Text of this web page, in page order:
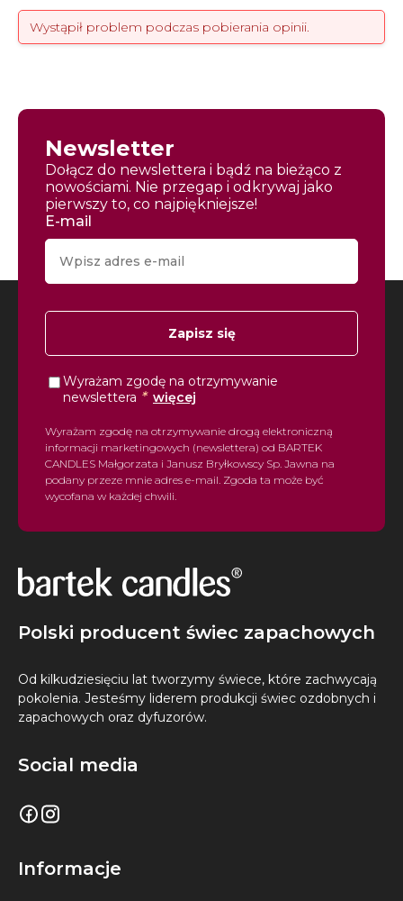
Wystąpił problem podczas pobierania opinii.
Newsletter
Dołącz do newslettera i bądź na bieżąco z
nowościami. Nie przegap i odkrywaj jako
pierwszy to, co najpiękniejsze!
E-mail
Zapisz się
Wyrażam zgodę na otrzymywanie
newslettera * więcej
Wyrażam zgodę na otrzymywanie drogą elektroniczną
informacji marketingowych (newslettera) od BARTEK
CANDLES Małgorzata i Janusz Bryłkowscy Sp. Jawna na
podany przeze mnie adres e-mail. Zgoda ta może być
wycofana w każdej chwili.
Polski producent świec zapachowych
Od kilkudziesięciu lat tworzymy świece, które zachwycają
pokolenia. Jesteśmy liderem produkcji świec ozdobnych i
zapachowych oraz dyfuzorów.
Social media
Informacje